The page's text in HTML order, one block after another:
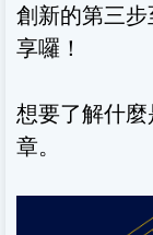
創新的第三
享囉！
想要了解什麼
章。